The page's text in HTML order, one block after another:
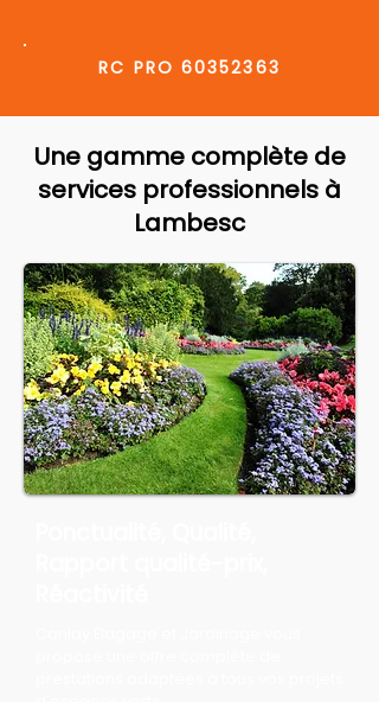
RC PRO 60352363
Une gamme complète de
services professionnels à
Lambesc